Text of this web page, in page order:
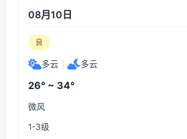
08月10日
良
多云 多云
26° ~ 34°
微风
1-3级